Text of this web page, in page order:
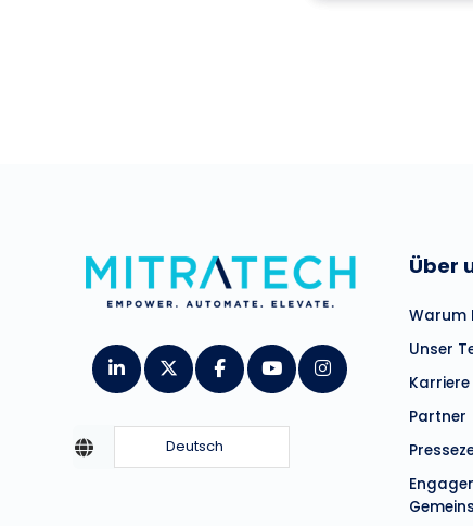
Deutsch
Über
Warum
Unser
Karriere
Partner